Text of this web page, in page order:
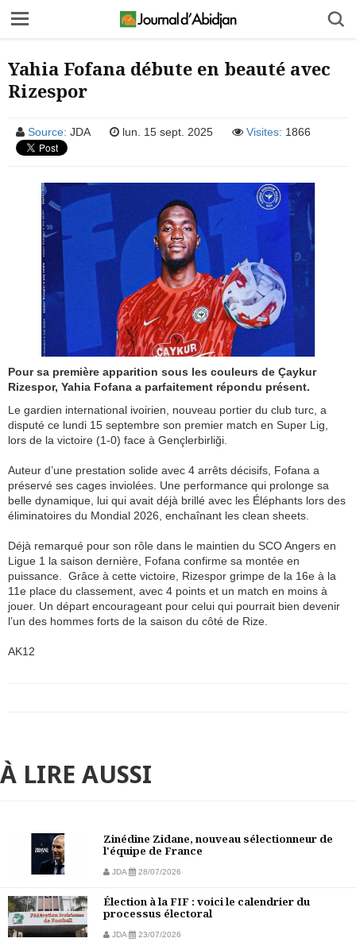
Yahia Fofana débute en beauté avec
Rizespor
Source: JDA lun. 15 sept. 2025 Visites: 1866
Pour sa première apparition sous les couleurs de Çaykur
Rizespor, Yahia Fofana a parfaitement répondu présent.
Le gardien international ivoirien, nouveau portier du club turc, a
disputé ce lundi 15 septembre son premier match en Super Lig,
lors de la victoire (1-0) face à Gençlerbirliği.
Auteur d’une prestation solide avec 4 arrêts décisifs, Fofana a
préservé ses cages inviolées. Une performance qui prolonge sa
belle dynamique, lui qui avait déjà brillé avec les Éléphants lors des
éliminatoires du Mondial 2026, enchaînant les clean sheets.
Déjà remarqué pour son rôle dans le maintien du SCO Angers en
Ligue 1 la saison dernière, Fofana confirme sa montée en
puissance. Grâce à cette victoire, Rizespor grimpe de la 16e à la
11e place du classement, avec 4 points et un match en moins à
jouer. Un départ encourageant pour celui qui pourrait bien devenir
l’un des hommes forts de la saison du côté de Rize.
AK12
À LIRE AUSSI
Zinédine Zidane, nouveau sélectionneur de
l'équipe de France
JDA 28/07/2026
Élection à la FIF : voici le calendrier du
processus électoral
JDA 23/07/2026